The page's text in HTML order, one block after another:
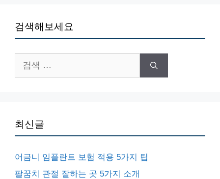
검색해보세요
색:
최신글
어금니 임플란트 보험 적용 5가지 팁
팔꿈치 관절 잘하는 곳 5가지 소개